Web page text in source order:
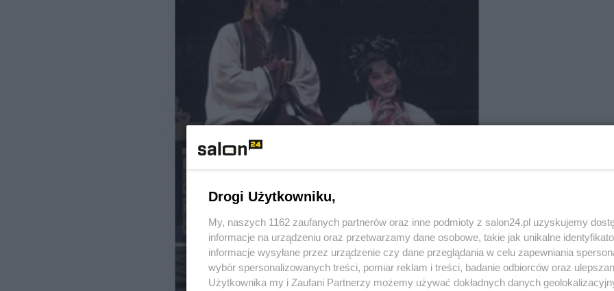
Drogi Użytkowniku,
My, naszych 1162 zaufanych partnerów oraz inne podmioty z salon24.pl uzyskujemy
informacje na urządzeniu oraz przetwarzamy dane osobowe, takie jak unikalne
informacje wysyłane przez urządzenie czy dane przeglądania w celu zapewniania
wybór spersonalizowanych treści, pomiar reklam i treści, badanie odbiorców oraz
Użytkownika my i Zaufani Partnerzy możemy używać dokładnych danych